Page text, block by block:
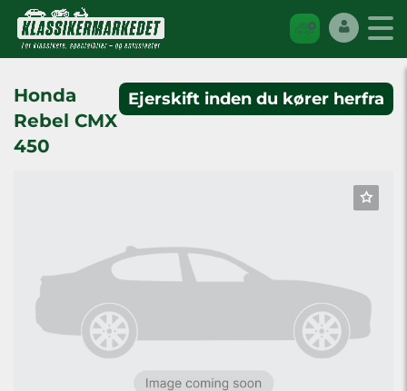
Ejerskift inden du kører herfra
Honda
Rebel CMX
450